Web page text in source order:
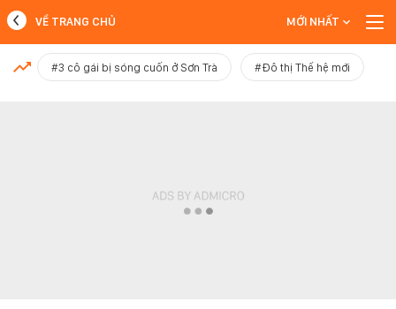
MỚI NHẤT
VỀ TRANG CHỦ MỚI NHẤT
#3 cô gái bị sóng cuốn ở Sơn Trà #Đô thị Thế hệ mới